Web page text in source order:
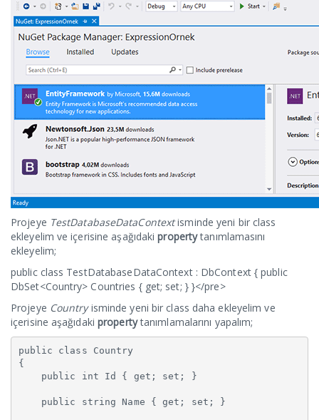
Projeye TestDatabaseDataContextisminde yeni bir class
ekleyelim ve içerisine aşağıdakipropertytanımlamasını
ekleyelim;
public class TestDatabaseDataContext : DbContext { public
DbSet<Country> Countries { get; set; } }</pre>
Projeye Countryisminde yeni bir class daha ekleyelim ve
içerisine aşağıdaki propertytanımlamalarını yapalım;
public class Country
{
    public int Id { get; set; }
    public string Name { get; set; }